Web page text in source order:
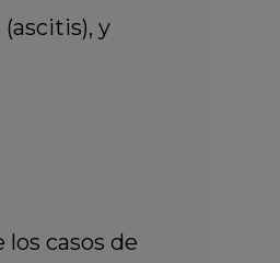
y
casos de